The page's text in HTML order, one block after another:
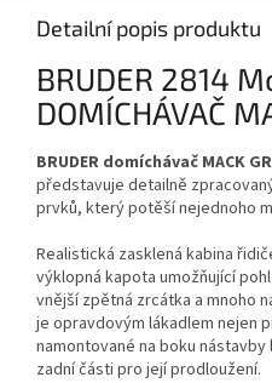
Detailní popis produktu
BRUDER 2814
DOMÍCHÁVAČ
BRUDER domíchávač MACK
představuje detailně
prvků, který potěší nejednoho
Realistická zasklená kabina
výklopná kapota umožňující
vnější zpětná zrcátka a mnoho
je opravdovým lákadlem nejen
namontované na boku
zadní části pro její prodloužení.